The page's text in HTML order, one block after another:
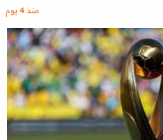
منذ 4 يوم